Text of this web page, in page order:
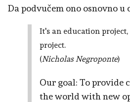
Da podvučem ono osnovno u
It's an education
project.
(Nicholas Negroponte)
Our goal: To provide
the world with new